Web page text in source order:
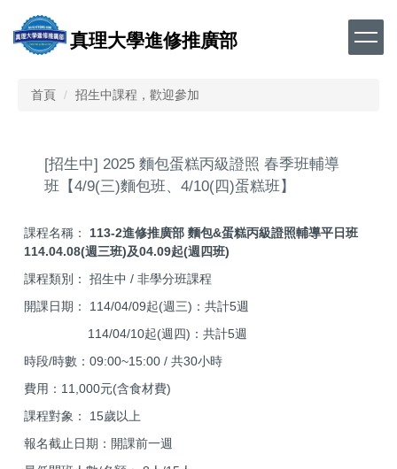
到
真理大學進修推廣部
首頁 招生中課程，歡迎參加
[招生中] 2025 麵包蛋糕丙級證照 春季班輔導
班【4/9(三)麵包班、4/10(四)蛋糕班】
課程名稱： 113-2進修推廣部 麵包&蛋糕丙級證照輔導平日班
114.04.08(週三班)及04.09起(週四班)
課程類別： 招生中 / 非學分班課程
開課日期： 114/04/09起(週三)：共計5週
114/04/10起(週四)：共計5週
時段/時數：09:00~15:00 / 共30小時
費用：11,000元(含食材費)
課程對象： 15歲以上
報名截止日期：開課前一週